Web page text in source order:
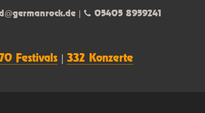
Festivals 332 Konzerte
05405 8959241